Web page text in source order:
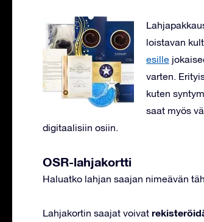
loistavan
esille
varten.
kuten
saat myös
digitaalisiin osiin.
OSR-lahjakortti
Haluatko lahjan saajan nimeävän
Lahjakortin saajat voivat